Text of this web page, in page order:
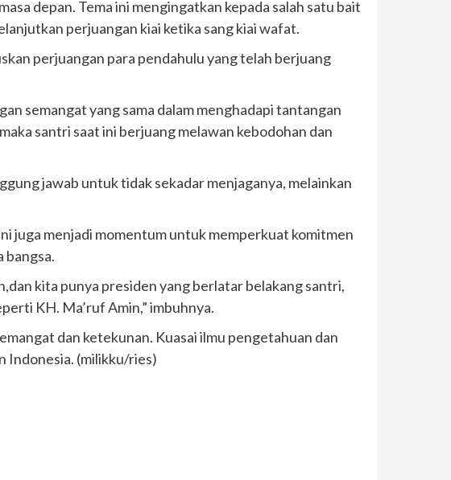
depan. Tema ini mengingatkan kepada salah satu bait
perjuangan kiai ketika sang kiai wafat.
perjuangan para pendahulu yang telah berjuang
semangat yang sama dalam menghadapi tantangan
santri saat ini berjuang melawan kebodohan dan
jawab untuk tidak sekadar menjaganya, melainkan
juga menjadi momentum untuk memperkuat komitmen
bangsa.
kita punya presiden yang berlatar belakang santri,
KH. Ma’ruf Amin,” imbuhnya.
dan ketekunan. Kuasai ilmu pengetahuan dan
Indonesia. (milikku/ries)